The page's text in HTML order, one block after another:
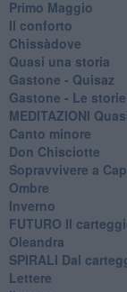
Primo Maggio
Il conforto
Chissàdove
Quasi una storia
Gastone - Quisaz
Gastone - Le storie
MEDITAZIONI
Canto minore
Don Chisciotte
Sopravvivere a
Ombre
Inverno
FUTURO Il
Oleandra
SPIRALI Dal
Lettere